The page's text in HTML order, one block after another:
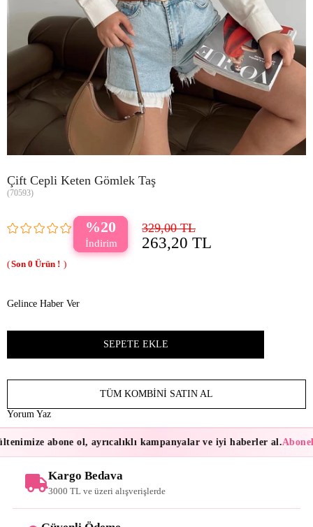
Çift Cepli Keten Gömlek Taş
(70593)
20 329,00 TL
263,20 TL
0
Gelince Haber Ver
TÜM KOMBINI SATIN AL
Yorum Yaz
abone ol, ayrıcalıklı kampanyalar ve iyi haberler al.
Kargo Bedava
3000 TL ve üzeri alışverişlerde